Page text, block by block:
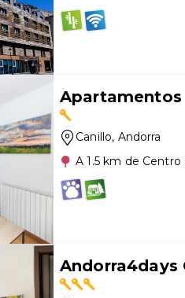
Canillo, Andorra
A 1.5 km de Centro
Andorra4days